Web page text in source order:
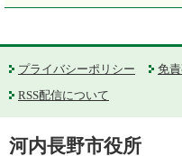
プライバシーポリシー 免
RSS配信について
河内長野市役所